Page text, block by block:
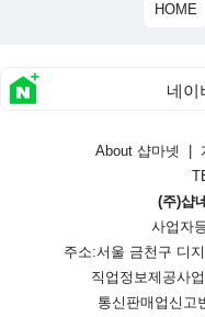
HOME
네이
About 샵마넷
(주)샵
사업자
주소:서울 금천구 디
직업정보제공사
통신판매업신고